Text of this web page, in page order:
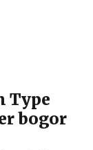
Type
bogor